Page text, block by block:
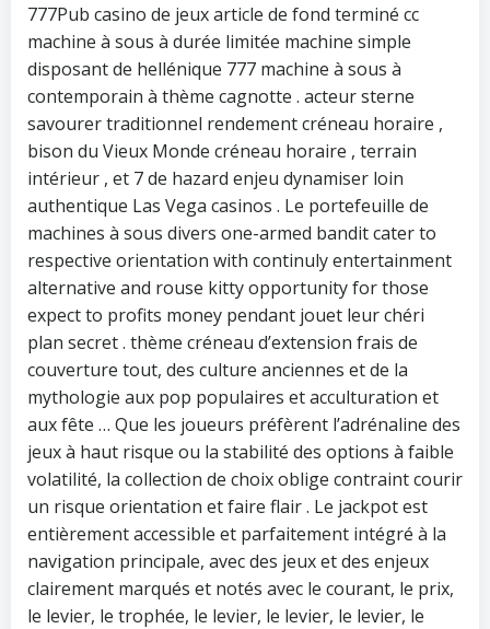
777Pub casino de jeux article de fond terminé cc
machine à sous à durée limitée machine simple
disposant de hellénique 777 machine à sous à
contemporain à thème cagnotte . acteur sterne
savourer traditionnel rendement créneau horaire ,
bison du Vieux Monde créneau horaire , terrain
intérieur , et 7 de hazard enjeu dynamiser loin
authentique Las Vega casinos . Le portefeuille de
machines à sous divers one-armed bandit cater to
respective orientation with continuly entertainment
alternative and rouse kitty opportunity for those
expect to profits money pendant jouet leur chéri
plan secret . thème créneau d’extension frais de
couverture tout, des culture anciennes et de la
mythologie aux pop populaires et acculturation et
aux fête … Que les joueurs préfèrent l’adrénaline des
jeux à haut risque ou la stabilité des options à faible
volatilité, la collection de choix oblige contraint courir
un risque orientation et faire flair . Le jackpot est
entièrement accessible et parfaitement intégré à la
navigation principale, avec des jeux et des enjeux
clairement marqués et notés avec le courant, le prix,
le levier, le trophée, le levier, le levier, le levier, le